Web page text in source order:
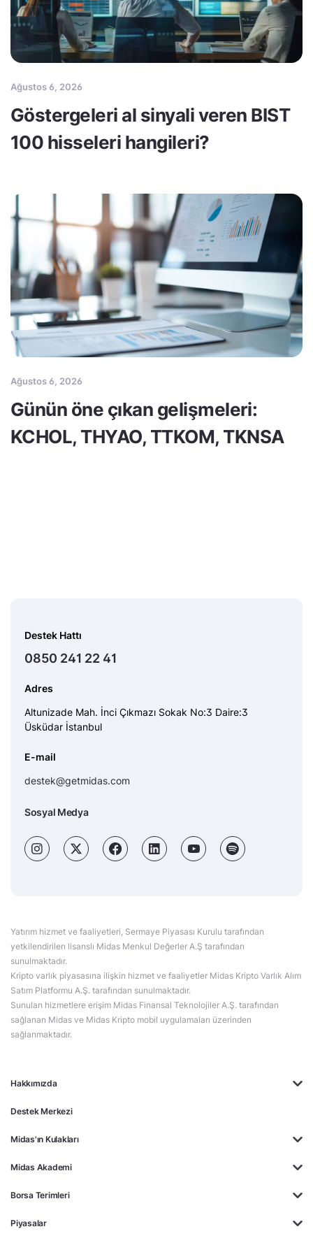
Ağustos 6, 2026
Göstergeleri al sinyali veren BIST
100 hisseleri hangileri?
Ağustos 6, 2026
Günün öne çıkan gelişmeleri:
KCHOL, THYAO, TTKOM, TKNSA
Hakkımızda
Destek Merkezi
Midas'ın Kulakları
Midas Akademi
Borsa Terimleri
Piyasalar
Destek Hattı
0850 241 22 41
Adres
Altunizade Mah. İnci Çıkmazı Sokak No:3 Daire:3
Üsküdar İstanbul
E-mail
destek@getmidas.com
Sosyal Medya
Yatırım hizmet ve faaliyetleri, Sermaye Piyasası Kurulu tarafından
yetkilendirilen lisanslı Midas Menkul Değerler A.Ş tarafından
sunulmaktadır.
Kripto varlık piyasasına ilişkin hizmet ve faaliyetler Midas Kripto Varlık Alım
Satım Platformu A.Ş. tarafından sunulmaktadır.
Sunulan hizmetlere erişim Midas Finansal Teknolojiler A.Ş. tarafından
sağlanan Midas ve Midas Kripto mobil uygulamaları üzerinden
sağlanmaktadır.